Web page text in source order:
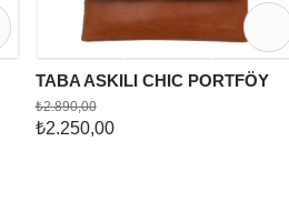
TABA ASKILI CHIC PORTFÖY
₺2.250,00
₺2.890,00